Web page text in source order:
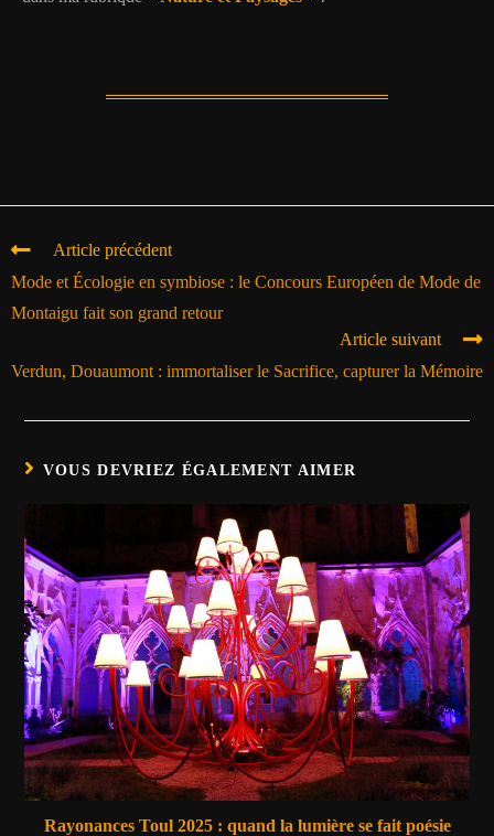
Article précédent
Mode et Écologie en symbiose : le Concours Européen de Mode de
Montaigu fait son grand retour
Article suivant
Verdun, Douaumont : immortaliser le Sacrifice, capturer la Mémoire
VOUS DEVRIEZ ÉGALEMENT AIMER
Rayonances Toul 2025 : quand la lumière se fait poésie